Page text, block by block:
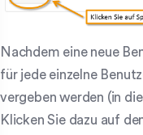
Nachdem eine neue
für jede einzelne
vergeben werden (in
Klicken Sie dazu auf